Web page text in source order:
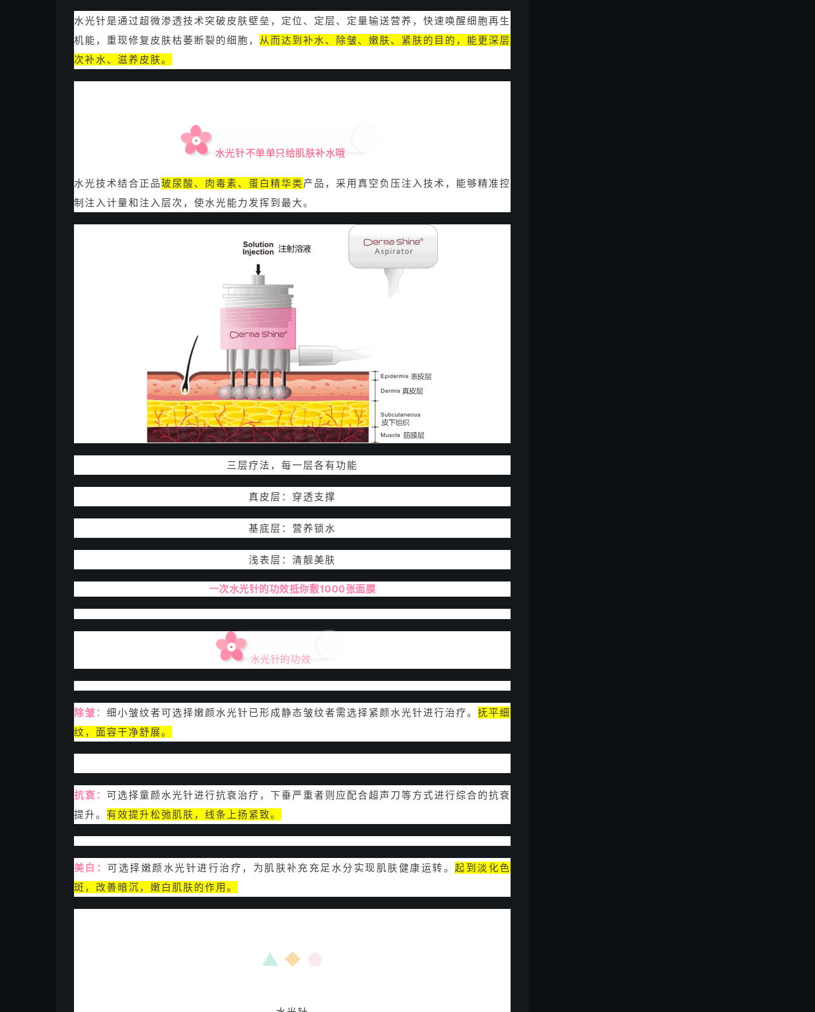
水光针是通过超微渗透技术突破皮肤壁垒，定位、定层、定量输送营养，快速唤醒细胞再生
机能，重现修复皮肤枯萎断裂的细胞， 从而达到补水、除皱、嫩肤、紧肤的目的，能更深层
次补水、滋养皮肤。
水光针不单单只给肌肤补水哦
水光技术结合正品玻尿酸、肉毒素、蛋白精华类 产品，采用真空负压注入技术，能够精准控
制注入计量和注入层次，使水光能力发挥到最大。
三层疗法，每一层各有功能
真皮层：穿透支撑
基底层：营养锁水
浅表层：清靓美肤
一次水光针的功效抵你敷1000张面膜
水光针的功效
除皱： 细小皱纹者可选择嫩颜水光针已形成静态皱纹者需选择紧颜水光针进行治疗。 抚平细
纹，面容干净舒展。
抗衰： 可选择童颜水光针进行抗衰治疗，下垂严重者则应配合超声刀等方式进行综合的抗衰
提升。 有效提升松弛肌肤，线条上扬紧致。
美白： 可选择嫩颜水光针进行治疗，为肌肤补充充足水分实现肌肤健康运转。起到淡化色
斑，改善暗沉，嫩白肌肤的作用。